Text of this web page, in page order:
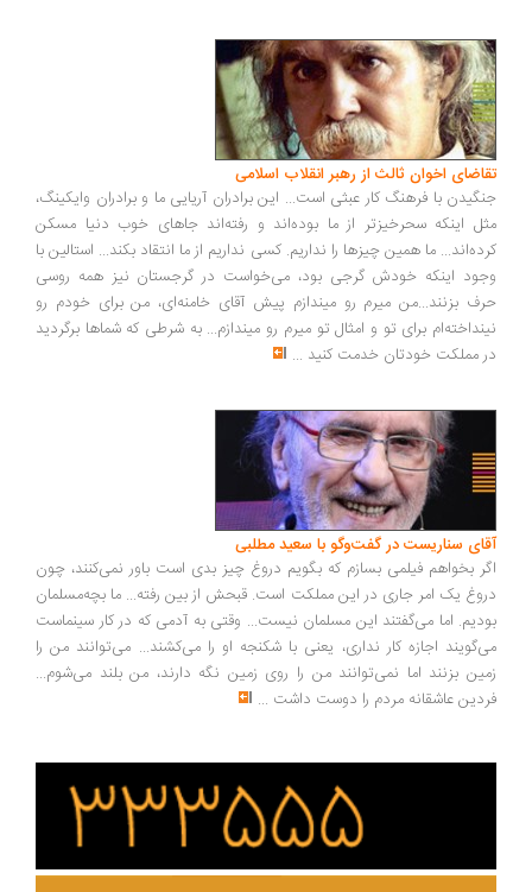
اخوان ثالث از رهبر انقلاب اسلامی
با فرهنگ کار عبثی است... این برادران آریایی ما و برادران وایکینگ،
اینکه سحرخیزتر از ما بوده‌اند و رفته‌اند جاهای خوب دنیا مسکن
ما همین چیزها را نداریم. کسی نداریم از ما انتقاد بکند... استالین با
اینکه خودش گرجی بود، می‌خواست در گرجستان نیز همه روسی
بزنند...من میرم رو میندازم پیش آقای خامنه‌ای، من برای خودم رو
برای تو و امثال تو میرم رو میندازم... به شرطی که شماها برگردید
مملکت خودتان خدمت کنید...
سناریست در گفت‌وگو با سعید مطلبی
بخواهم فیلمی بسازم که بگویم دروغ چیز بدی است باور نمی‌کنند، چون
یک امر جاری در این مملکت است. قبحش از بین رفته... ما بچه‌مسلمان
اما می‌گفتند این مسلمان نیست... وقتی به آدمی که در کار سینماست
اجازه کار نداری، یعنی با شکنجه او را می‌کشند... می‌توانند من را
بزنند اما نمی‌توانند من را روی زمین نگه دارند، من بلند می‌شوم...
عاشقانه مردم را دوست داشت ...